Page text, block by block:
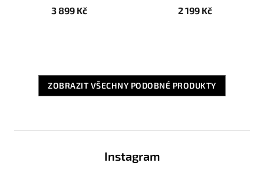
3 899 Kč 2 199 Kč
ZOBRAZIT VŠECHNY PODOBNÉ PRODUKTY
Instagram